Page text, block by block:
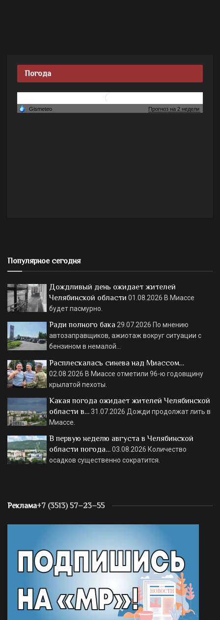
Погода
Популярное сегодня
Дождливый день ожидает жителей
Челябинской области 01.08.2026 В Миассе
будет пасмурно.
Ради полного бака 29.07.2026 По мнению
автозаправщиков, ажиотаж вокруг ситуации с
бензином в немалой…
Расплескалась синева над Миассом…
02.08.2026 В Миассе отметили 96-ю годовщину
крылатой пехоты.
Какая погода ожидает жителей Челябинской
области в…31.07.2026 Дожди продолжат лить в
Миассе.
В первую неделю августа в Челябинской
области погода…03.08.2026 Количество
осадков существенно сократится.
Реклама+7 (3513) 57–23–55